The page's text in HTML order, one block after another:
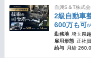
自興S＆T株式
2級自動車
600万も可
勤務地 埼玉県
雇用形態 正社員
給与
月給